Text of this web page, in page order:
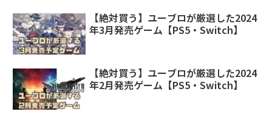
【絶対買う】ユーブロが厳選した2024
年3月発売ゲーム【PS5・Switch】
【絶対買う】ユーブロが厳選した2024
年2月発売ゲーム【PS5・Switch】